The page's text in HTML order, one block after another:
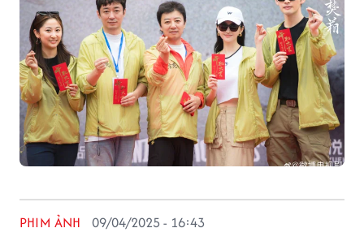
PHIM ẢNH 09/04/2025 - 16:43